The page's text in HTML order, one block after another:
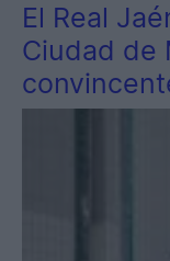
El Real
Ciudad de